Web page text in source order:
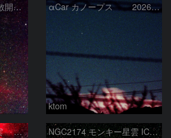
NGC2362 おおいぬ座散開星団 2026-3-8 αCar カノープス 2026-3-4
ktom
IC2169 かたつむり星雲 2026-2-12 NGC2174 モンキー星雲 IC443 くらげ星雲 Ｍ35 散開星団 2026-2-12